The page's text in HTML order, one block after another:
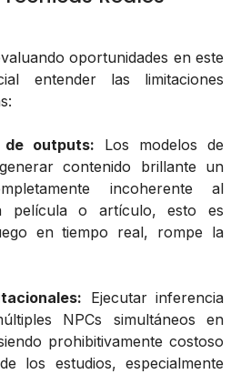
oportunidades en este
entender las limitaciones
de outputs: Los modelos de
contenido brillante un
incoherente al
película o artículo, esto es
en tiempo real, rompe la
Ejecutar inferencia
NPCs simultáneos en
prohibitivamente costoso
los estudios, especialmente